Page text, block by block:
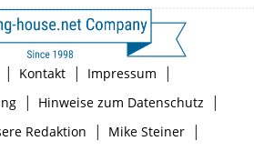
| Kontakt | Impressum |
| Hinweise zum Datenschutz |
Redaktion | Mike Steiner|